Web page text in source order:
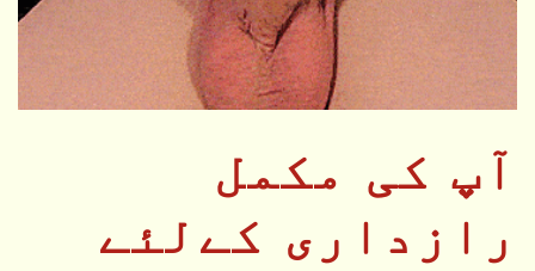
آپ کی مکمل
رازداری کےلئے